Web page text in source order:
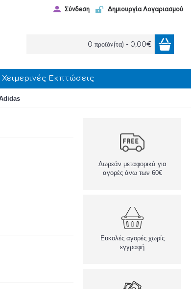
Σύνδεση Δημιουργία Λογαριασμού
0 προϊόν(τα) - 0,00€
Χειμερινές Εκπτώσεις
Δωρεάν μεταφορικά για
αγορές άνω των 60€
Ευκολές αγορές χωρίς
εγγραφή